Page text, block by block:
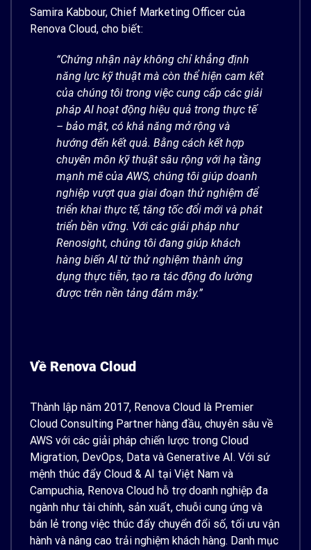
Samira Kabbour, Chief Marketing Officer của
Renova Cloud, cho biết:
“Chứng nhận này không chỉ khẳng định
năng lực kỹ thuật mà còn thể hiện cam kết
của chúng tôi trong việc cung cấp các giải
pháp AI hoạt động hiệu quả trong thực tế
– bảo mật, có khả năng mở rộng và
hướng đến kết quả. Bằng cách kết hợp
chuyên môn kỹ thuật sâu rộng với hạ tầng
mạnh mẽ của AWS, chúng tôi giúp doanh
nghiệp vượt qua giai đoạn thử nghiệm để
triển khai thực tế, tăng tốc đổi mới và phát
triển bền vững. Với các giải pháp như
Renosight, chúng tôi đang giúp khách
hàng biến AI từ thử nghiệm thành ứng
dụng thực tiễn, tạo ra tác động đo lường
được trên nền tảng đám mây.”
Về Renova Cloud
Thành lập năm 2017, Renova Cloud là Premier
Cloud Consulting Partner hàng đầu, chuyên sâu về
AWS với các giải pháp chiến lược trong Cloud
Migration, DevOps, Data và Generative AI. Với sứ
mệnh thúc đẩy Cloud & AI tại Việt Nam và
Campuchia, Renova Cloud hỗ trợ doanh nghiệp đa
ngành như tài chính, sản xuất, chuỗi cung ứng và
bán lẻ trong việc thúc đẩy chuyển đổi số, tối ưu vận
hành và nâng cao trải nghiệm khách hàng. Danh mục